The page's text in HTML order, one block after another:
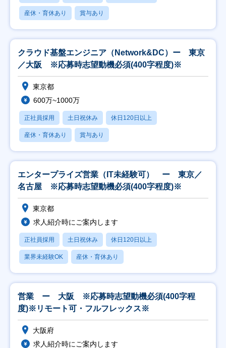
産休・育休あり 賞与あり
クラウド基盤エンジニア（Network&DC）ー 東京
／大阪 ※応募時志望動機必須(400字程度)※
東京都
600万~1000万
正社員採用 土日祝休み 休日120日以上
産休・育休あり 賞与あり
エンタープライズ営業（IT未経験可） ー 東京／
名古屋 ※応募時志望動機必須(400字程度)※
東京都
求人紹介時にご案内します
正社員採用 土日祝休み 休日120日以上
業界未経験OK 産休・育休あり
営業 ー 大阪 ※応募時志望動機必須(400字程
度)※リモート可・フルフレックス※
大阪府
求人紹介時にご案内します